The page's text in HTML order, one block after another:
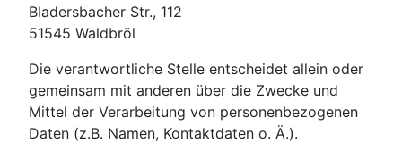
Bladersbacher Str., 112
51545 Waldbröl
Die verantwortliche Stelle entscheidet allein oder
gemeinsam mit anderen über die Zwecke und
Mittel der Verarbeitung von personenbezogenen
Daten (z.B. Namen, Kontaktdaten o. Ä.).